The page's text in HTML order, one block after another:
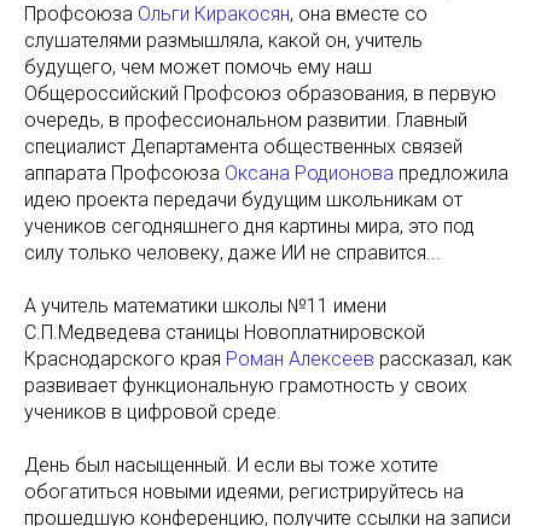
Профсоюза Ольги Киракосян, она вместе со
слушателями размышляла, какой он, учитель
будущего, чем может помочь ему наш
Общероссийский Профсоюз образования, в первую
очередь, в профессиональном развитии. Главный
специалист Департамента общественных связей
аппарата Профсоюза Оксана Родионова предложила
идею проекта передачи будущим школьникам от
учеников сегодняшнего дня картины мира, это под
силу только человеку, даже ИИ не справится...
А учитель математики школы №11 имени
С.П.Медведева станицы Новоплатнировской
Краснодарского края Роман Алексеев рассказал, как
развивает функциональную грамотность у своих
учеников в цифровой среде.
День был насыщенный. И если вы тоже хотите
обогатиться новыми идеями, регистрируйтесь на
прошедшую конференцию, получите ссылки на записи